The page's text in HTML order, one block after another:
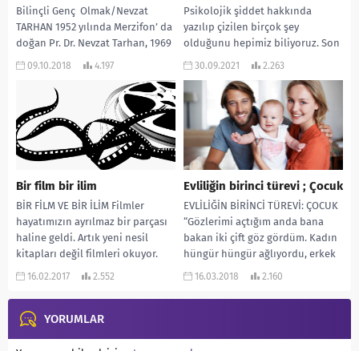
Bilinçli Genç Olmak/Nevzat
TARHAN 1952 yılında Merzifon’ da
doğan Pr. Dr. Nevzat Tarhan, 1969
yılında Kuleli Askeri Lisesi’ ni
09.10.2018 4.197
Psikolojik şiddet hakkında
yazılıp çizilen birçok şey
olduğunu hepimiz biliyoruz. Son
zamanlarda ise karşımıza yepyeni
istismarın...
30.09.2021 2.263
Bir film bir ilim
BİR FİLM VE BİR İLİM Filmler
hayatımızın ayrılmaz bir parçası
haline geldi. Artık yeni nesil
kitapları değil filmleri okuyor.
Kitaplarda...
16.02.2017 2.552
Evliliğin birinci türevi ; Çocuk
EVLİLİĞİN BİRİNCİ TÜREVİ: ÇOCUK
“Gözlerimi açtığım anda bana
bakan iki çift göz gördüm. Kadın
hüngür hüngür ağlıyordu, erkek
de sürekli...
16.03.2018 2.160
YORUMLAR